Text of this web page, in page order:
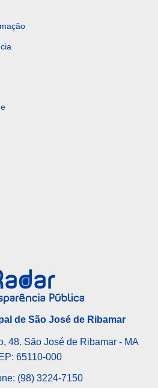
de São José de Ribamar
48. São José de Ribamar - MA
65110-000
(98) 3224-7150